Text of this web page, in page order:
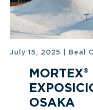
July 15, 2025 Beal
OSAKA